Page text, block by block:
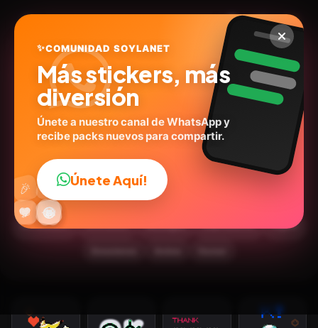
Pokémon Pixel Art: Gold
Silver Edition
The Pokémon Company - LN
24stickers Inglés
😎
😂
🔥
💬
❤️ ✨
🤩
😜
🎉 👍
✨COMUNIDAD SOYLANET
Más stickers, más
diversión
Únete a nuestro canal de WhatsApp y
recibe packs nuevos para compartir.
Únete Aquí!